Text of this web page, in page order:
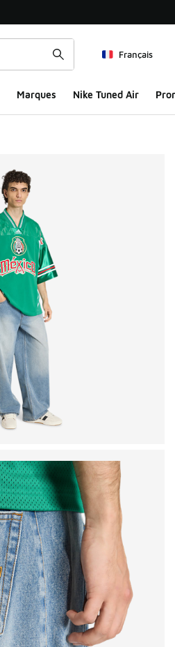
Français
Marques Nike Tuned Air